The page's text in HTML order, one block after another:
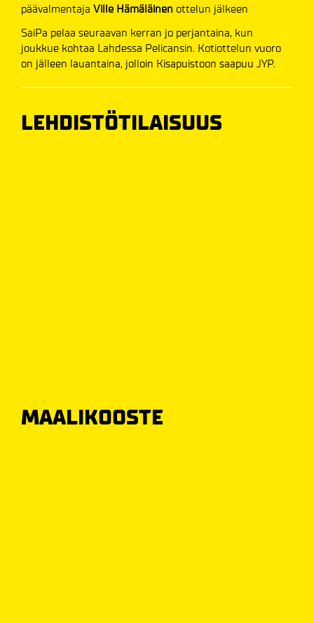
päävalmentaja Ville Hämäläinen ottelun jälkeen
SaiPa pelaa seuraavan kerran jo perjantaina, kun
joukkue kohtaa Lahdessa Pelicansin. Kotiottelun vuoro
on jälleen lauantaina, jolloin Kisapuistoon saapuu JYP.
LEHDISTÖTILAISUUS
MAALIKOOSTE